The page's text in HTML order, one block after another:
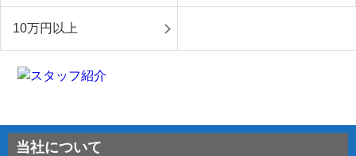
10万円以上
当社について